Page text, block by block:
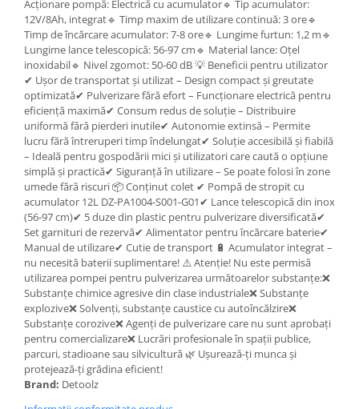
Anvelope auto
Chingi
Clesti auto
Compresoare auto si pompe
Cricuri
Intretinere interior/exterior
Modulatoare FM
Perii de zapada si raclete
Pompe de transfer
Decoratiuni, ornamente si articole
Craciun
Accesorii si componente craciun
Beteala si ghirlande Craciun
Brazi de Craciun
Costume Craciun
Decoratiuni luminoase exterioare &
interioare
Figurine muzicale
Figurine si decoratiuni Craciun
Acționare pompă: Electrică cu acumulator🔹 Tip acumulator:
12V/8Ah, integrat🔹 Timp maxim de utilizare continuă: 3 ore🔹
Timp de încărcare acumulator: 7-8 ore🔹 Lungime furtun: 1,2 m🔹
Lungime lance telescopică: 56-97 cm🔹 Material lance: Oțel
inoxidabil🔹 Nivel zgomot: 50-60 dB 💡 Beneficii pentru utilizator
✔ Ușor de transportat și utilizat – Design compact și greutate
optimizată✔ Pulverizare fără efort – Funcționare electrică pentru
eficiență maximă✔ Consum redus de soluție – Distribuire
uniformă fără pierderi inutile✔ Autonomie extinsă – Permite
lucru fără întreruperi timp îndelungat✔ Soluție accesibilă și fiabilă
– Ideală pentru gospodării mici și utilizatori care caută o opțiune
simplă și practică✔ Siguranță în utilizare – Se poate folosi în zone
umede fără riscuri 📦 Conținut colet ✔ Pompă de stropit cu
acumulator 12L DZ-PA1004-S001-G01✔ Lance telescopică din inox
(56-97 cm)✔ 5 duze din plastic pentru pulverizare diversificată✔
Set garnituri de rezervă✔ Alimentator pentru încărcare baterie✔
Manual de utilizare✔ Cutie de transport 🔋 Acumulator integrat –
nu necesită baterii suplimentare! ⚠️ Atenție! Nu este permisă
utilizarea pompei pentru pulverizarea următoarelor substanțe:❌
Substanțe chimice agresive din clase industriale❌ Substanțe
explozive❌ Solvenți, substanțe caustice cu autoîncălzire❌
Substanțe corozive❌ Agenți de pulverizare care nu sunt aprobați
pentru comercializare❌ Lucrări profesionale în spații publice,
parcuri, stadioane sau silvicultură 🌿 Ușurează-ți munca și
protejează-ți grădina eficient!
Brand: Detoolz